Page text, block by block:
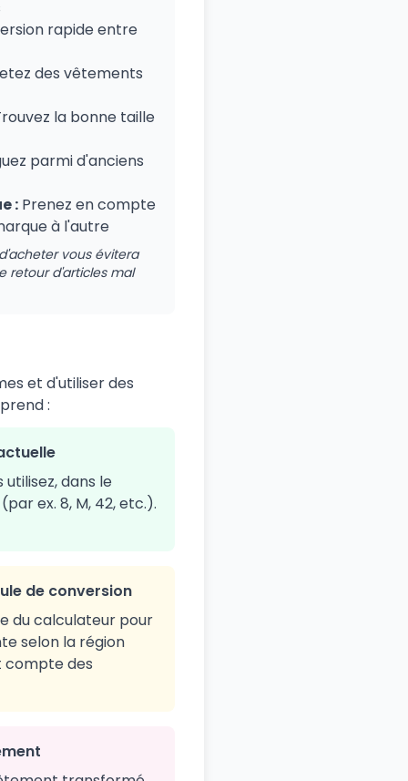
rapide entre
des vêtements
la bonne taille
parmi d'anciens
: Prenez en compte
à l'autre
vous évitera
retour d'articles mal
et d'utiliser des
:
utilisez, dans le
ex. 8, M, 42, etc.).
de conversion
du calculateur pour
selon la région
compte des